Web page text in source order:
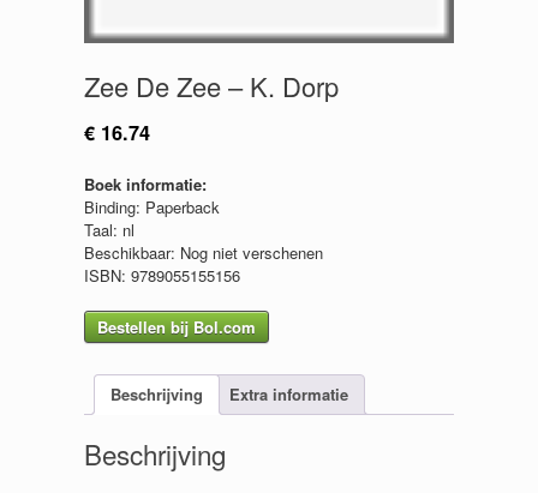
Zee De Zee – K. Dorp
€ 16.74
Boek informatie:
Binding: Paperback
Taal: nl
Beschikbaar: Nog niet verschenen
ISBN: 9789055155156
Bestellen bij Bol.com
Beschrijving Extra informatie
Beschrijving